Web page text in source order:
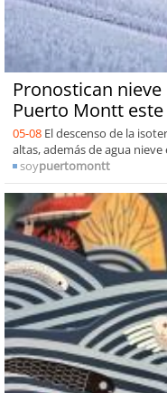
Pronostican
Puerto Montt
05-08 El descenso de la
altas, además de agua
soypuertomontt